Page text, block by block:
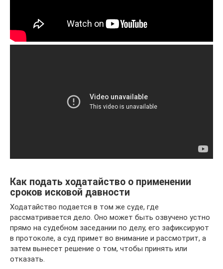
Как подать ходатайство о применении
сроков исковой давности
Ходатайство подается в том же суде, где
рассматривается дело. Оно может быть озвучено устно
прямо на судебном заседании по делу, его зафиксируют
в протоколе, а суд примет во внимание и рассмотрит, а
затем вынесет решение о том, чтобы принять или
отказать.